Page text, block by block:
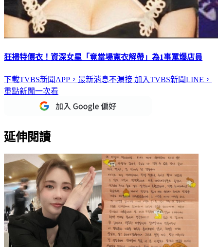
狂掃特價衣！資深女星「竟當場寬衣解帶」為1事罵爆店員
下載TVBS新聞APP，最新消息不漏接 加入TVBS新聞LINE，
重點新聞一次看
延伸閱讀